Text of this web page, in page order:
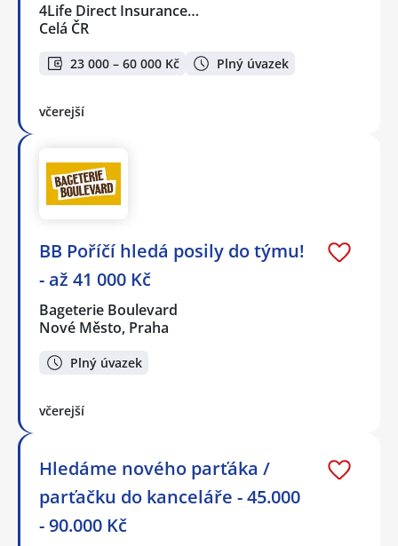
4Life Direct Insurance…
Celá ČR
23 000 – 60 000 Kč Plný úvazek
včerejší
BB Poříčí hledá posily do týmu!
- až 41 000 Kč
Bageterie Boulevard
Nové Město, Praha
Plný úvazek
včerejší
Hledáme nového parťáka /
parťačku do kanceláře - 45.000
- 90.000 Kč